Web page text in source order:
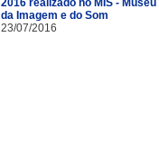
da Imagem e do Som
23/07/2016